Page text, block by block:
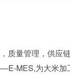
质量管理，供应
MES,为大米